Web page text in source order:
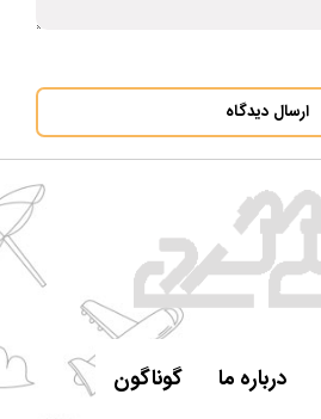
ارسال دیدگاه
درباره ما گوناگون